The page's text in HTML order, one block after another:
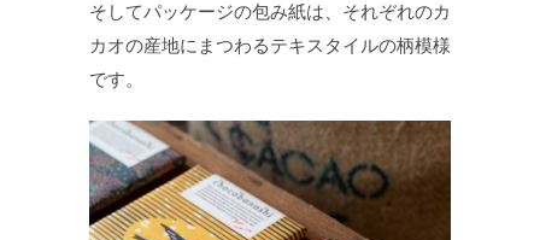
そしてパッケージの包み紙は、それぞれのカ
カオの産地にまつわるテキスタイルの柄模様
です。